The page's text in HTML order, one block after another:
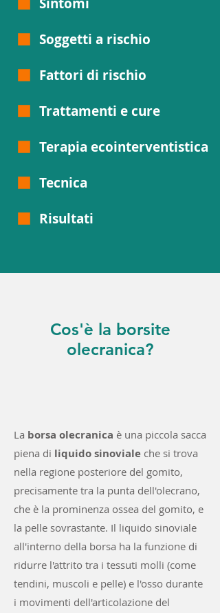
Soggetti a rischio
Fattori di rischio
Trattamenti e cure
Terapia ecointerventistica
Tecnica
Risultati
Cos'è la borsite
olecranica?
La borsa olecranica è una piccola sacca
piena di liquido sinoviale che si trova
nella regione posteriore del gomito,
precisamente tra la punta dell'olecrano,
che è la prominenza ossea del gomito, e
la pelle sovrastante. Il liquido sinoviale
all'interno della borsa ha la funzione di
ridurre l'attrito tra i tessuti molli (come
tendini, muscoli e pelle) e l'osso durante
i movimenti dell'articolazione del